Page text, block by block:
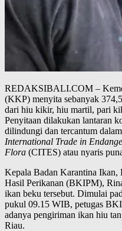
REDAKSIBALI.COM –
(KKP) menyita sebanyak
dari hiu kikir, hiu martil, pari
Penyitaan dilakukan lantaran
dilindungi dan tercantum dalam
International Trade in
Flora (CITES) atau nyaris
Kepala Badan Karantina Ikan,
Hasil Perikanan (BKIPM),
ikan beku tersebut. Dimulai
pukul 09.15 WIB, petugas
adanya pengiriman ikan hiu
Riau.